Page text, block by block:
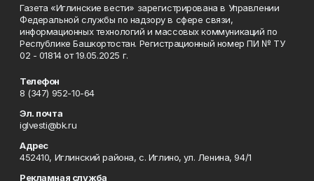
Газета «Иглинские вести» зарегистрирована в Управлении
Федеральной службы по надзору в сфере связи,
информационных технологий и массовых коммуникаций по
Республике Башкортостан. Регистрационный номер ПИ № ТУ
02 - 01814 от 19.05.2025 г.
Телефон
8 (347) 952-10-64
Эл. почта
iglvesti@bk.ru
Адрес
452410, Иглинский района, с. Иглино, ул. Ленина, 94/1
Рекламная служба